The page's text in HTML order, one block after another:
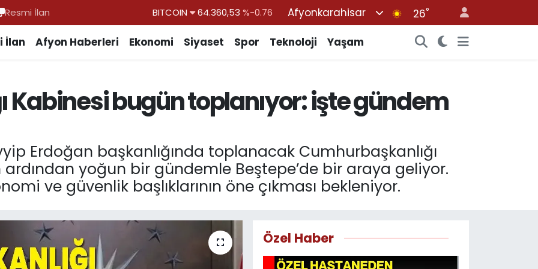
Resmi İlan DOLAR 47,7069 %0.17
BİST100
13.887%64
64.360,53 %-0.76
Afyonkarahisar 26°
İlan Afyon Haberleri Ekonomi Siyaset Spor Teknoloji Yaşam
Kabinesi bugün toplanıyor: işte gündem
Erdoğan başkanlığında toplanacak Cumhurbaşkanlığı
ardından yoğun bir gündemle Beştepe’de bir araya geliyor.
ve güvenlik başlıklarının öne çıkması bekleniyor.
Özel Haber